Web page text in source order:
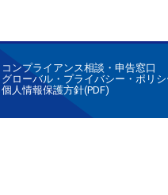
コンプライアンス相談・申告窓口
グローバル・プライバシー・ポリ
個人情報保護方針(PDF)